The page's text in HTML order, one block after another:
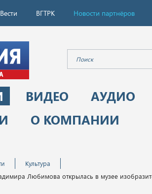
Вести ВГТРК Новости партнёров
ВИДЕО
АУДИО
О КОМПАНИИ
Культура
Любимова открылась в музее